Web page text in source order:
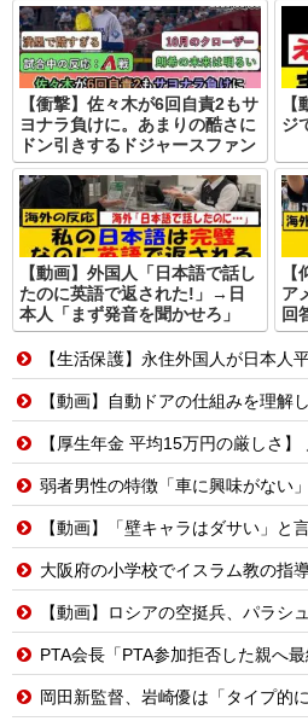
【衝撃】佐々木が6回自責2もサ
ヨナラ負けに。あまりの酷さに
ドン引きするドジャースファン
ジ
【動画】外国人「日本語で話し
たのに英語で返された!」→日
本人「まず発音を聞かせろ」
ア
回
【生活保護】永住外国人が日本人
【動画】自動ドアの仕組みを理解
【厚生年金 平均15万円の厳しさ】 月20万円以上はわ
弱者男性の特徴「車に興味がない」
【動画】「壁キャラはダサい」と言っ
大阪府の小学校でイスラム教の指導者が授業を行い
【動画】ロシアの空挺兵、パラシュー
PTA会長「PTA参加拒否した親へ最終
岡田新監督、岩崎優は「タイプ的にはセットア